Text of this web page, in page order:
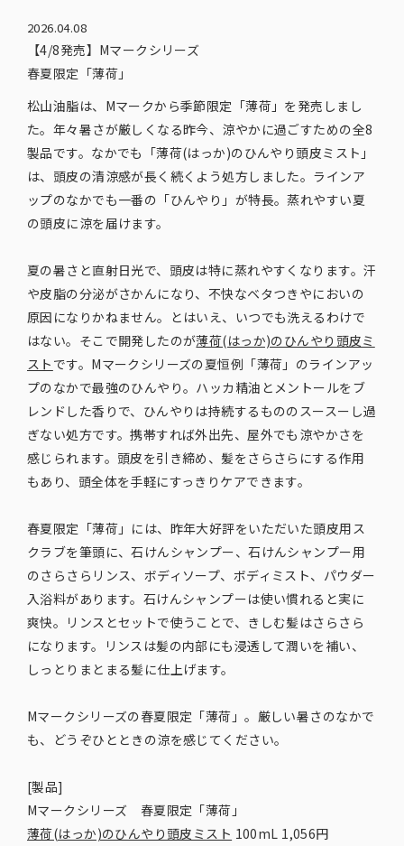
2026.04.08
【4/8発売】Mマークシリーズ
春夏限定「薄荷」
松山油脂は、Mマークから季節限定「薄荷」を発売しまし
た。年々暑さが厳しくなる昨今、涼やかに過ごすための全8
製品です。なかでも「薄荷(はっか)のひんやり頭皮ミスト」
は、頭皮の清涼感が長く続くよう処方しました。ラインア
ップのなかでも一番の「ひんやり」が特長。蒸れやすい夏
の頭皮に涼を届けます。
夏の暑さと直射日光で、頭皮は特に蒸れやすくなります。汗
や皮脂の分泌がさかんになり、不快なベタつきやにおいの
原因になりかねません。とはいえ、いつでも洗えるわけで
はない。そこで開発したのが薄荷(はっか)のひんやり頭皮ミ
スト です。Mマークシリーズの夏恒例「薄荷」のラインアッ
プのなかで最強のひんやり。ハッカ精油とメントールをブ
レンドした香りで、ひんやりは持続するもののスースーし過
ぎない処方です。携帯すれば外出先、屋外でも涼やかさを
感じられます。頭皮を引き締め、髪をさらさらにする作用
もあり、頭全体を手軽にすっきりケアできます。
春夏限定「薄荷」には、昨年大好評をいただいた頭皮用ス
クラブを筆頭に、石けんシャンプー、石けんシャンプー用
のさらさらリンス、ボディソープ、ボディミスト、パウダー
入浴料があります。石けんシャンプーは使い慣れると実に
爽快。リンスとセットで使うことで、きしむ髪はさらさら
になります。リンスは髪の内部にも浸透して潤いを補い、
しっとりまとまる髪に仕上げます。
Mマークシリーズの春夏限定「薄荷」。厳しい暑さのなかで
も、どうぞひとときの涼を感じてください。
[製品]
Mマークシリーズ 春夏限定「薄荷」
薄荷(はっか)のひんやり頭皮ミスト 100mL 1,056円